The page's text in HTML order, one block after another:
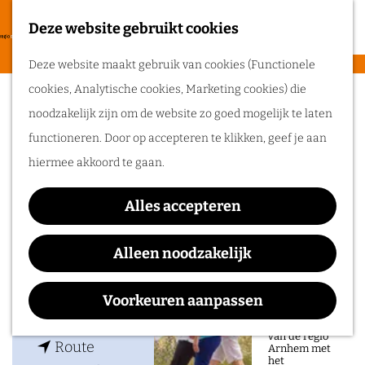
Deze website gebruikt cookies
Deze website maakt gebruik van cookies (Functionele
cookies, Analytische cookies, Marketing cookies) die
noodzakelijk zijn om de website zo goed mogelijk te laten
functioneren. Door op accepteren te klikken, geef je aan
hiermee akkoord te gaan.
Alles accepteren
Alleen noodzakelijk
Voorkeuren aanpassen
a
F
a
v
o
r
i
e
e
M
e
n
u
Routes
Wandelen
Routeplanner
Ga op pad in
natuur en rijke
van de regio
Arnhem met
het
Fort Pannerden
Contact
Fort Pannerden
6686 MVDoornenburg
Plan je routen
a
a
Route